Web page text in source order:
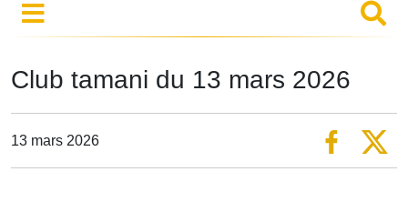
Club tamani du 13 mars 2026
13 mars 2026